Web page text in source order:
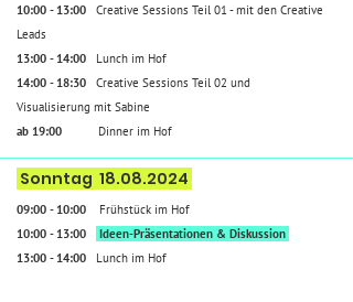
10:00 - 13:00 Creative Sessions Teil 01 - mit den Creative
Leads
13:00 - 14:00 Lunch im Hof
14:00 - 18:30 Creative Sessions Teil 02 und
Visualisierung mit Sabine
ab 19:00 Dinner im Hof
Sonntag 18.08.2024
09:00 - 10:00 Frühstück im Hof
10:00 - 13:00
Ideen-Präsentationen & Diskussion
13:00 - 14:00 Lunch im Hof